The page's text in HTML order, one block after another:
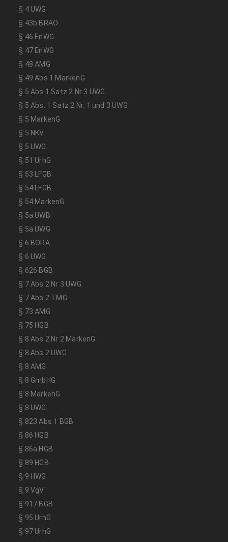
§ 4 UWG
§ 43b BRAO
§ 46 EnWG
§ 47 EnWG
§ 48 AMG
§ 49 Abs 1 MarkenG
§ 5 Abs 1 Satz 2 Nr 3 UWG
§ 5 Abs. 1 Satz 2 Nr. 1 und 3 UWG
§ 5 MarkenG
§ 5 NKV
§ 5 UWG
§ 51 UrhG
§ 53 LFGB
§ 54 LFGB
§ 54 MarkenG
§ 5a UWB
§ 5a UWG
§ 6 BORA
§ 6 UWG
§ 626 BGB
§ 7 Abs 2 Nr 3 UWG
§ 7 Abs 2 TMG
§ 73 AMG
§ 75 HGB
§ 8 Abs 2 Nr 2 MarkenG
§ 8 Abs 2 UWG
§ 8 AMG
§ 8 GmbHG
§ 8 MarkenG
§ 8 UWG
§ 823 Abs 1 BGB
§ 86 HGB
§ 86a HGB
§ 89 HGB
§ 9 HWG
§ 9 VgV
§ 917 BGB
§ 95 UrhG
§ 97 UrhG